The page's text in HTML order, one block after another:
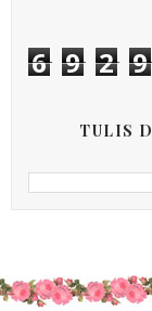
6 9 2 9
TULIS